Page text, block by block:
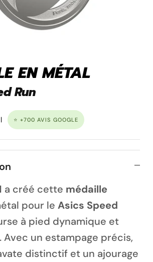
EN MÉTAL
Run
⭐ +700 AVIS GOOGLE
a créé cette médaille
pour le Asics Speed
à pied dynamique et
un estampage précis,
distinctif et un ajourage